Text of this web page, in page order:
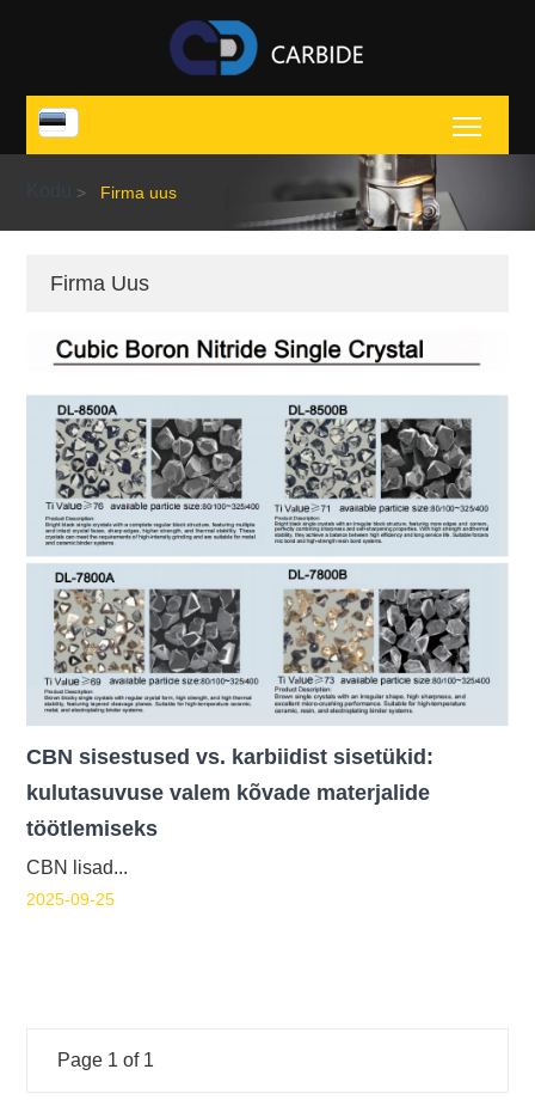
Kodu > Firma uus
Firma Uus
CBN sisestused vs. karbiidist sisetükid:
kulutasuvuse valem kõvade materjalide
töötlemiseks
CBN lisad...
2025-09-25
Page 1 of 1